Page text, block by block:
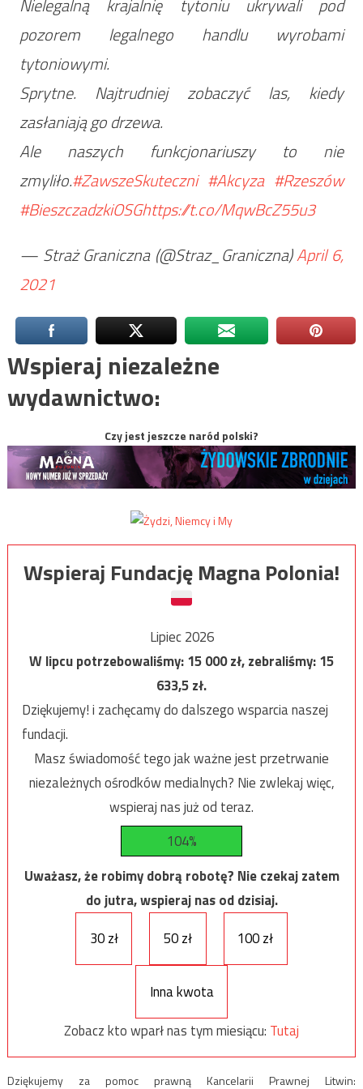
Nielegalną krajalnię tytoniu ukrywali pod
pozorem legalnego handlu wyrobami
tytoniowymi.
Sprytne. Najtrudniej zobaczyć las, kiedy
zasłaniają go drzewa.
Ale naszych funkcjonariuszy to nie
zmyliło.#ZawszeSkuteczni #Akcyza #Rzeszów
#BieszczadzkiOSGhttps://t.co/MqwBcZ55u3
— Straż Graniczna (@Straz_Graniczna)April 6,
2021
Wspieraj niezależne
wydawnictwo:
Czy jest jeszcze naród polski?
Wspieraj Fundację Magna Polonia!
Lipiec 2026
W lipcu potrzebowaliśmy:15 000zł, zebraliśmy:15
633,5zł.
Dziękujemy! i zachęcamy do dalszego wsparcia naszej
fundacji.
Masz świadomość tego jak ważne jest przetrwanie
niezależnych ośrodków medialnych? Nie zwlekaj więc,
wspieraj nas już od teraz.
104%
Uważasz, że robimy dobrą robotę? Nie czekaj zatem
do jutra, wspieraj nas od dzisiaj.
30 zł
50 zł 100 zł
Inna kwota
Zobacz kto wparł nas tym miesiącu: Tutaj
Dziękujemy za pomoc prawną Kancelarii Prawnej Litwin: